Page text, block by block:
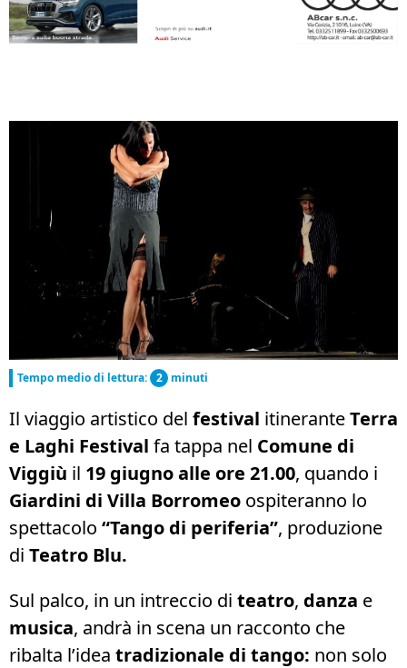
Tempo medio di lettura: 2 minuti
Il viaggio artistico del festival itineranteTerra
e Laghi Festival fa tappa nel Comune di
Viggiù il 19 giugno alle ore 21.00, quando i
Giardini di Villa Borromeo ospiteranno lo
spettacolo “Tango di periferia”, produzione
di Teatro Blu.
Sul palco, in un intreccio di teatro, danza e
musica, andrà in scena un racconto che
ribalta l’idea tradizionale di tango: non solo